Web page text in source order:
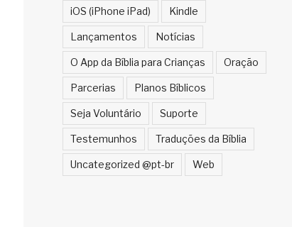
iOS (iPhone iPad) Kindle
Lançamentos Notícias
O App da Bíblia para Crianças Oração
Parcerias Planos Bíblicos
Seja Voluntário Suporte
Testemunhos Traduções da Bíblia
Uncategorized @pt-br Web